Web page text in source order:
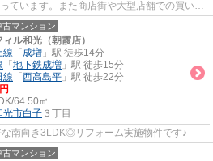
ています。また商店街や大型店舗での買い物
ートする施設...
古マンション
ル和光（朝霞店）
線 「 成増 」駅 徒歩14分
「 地下鉄成増 」駅 徒歩15分
線 「 西高島平 」駅 徒歩22分
64.50㎡
光市白子 ３丁目
南向き3LDK◎リフォーム実施物件です♪
古マンション